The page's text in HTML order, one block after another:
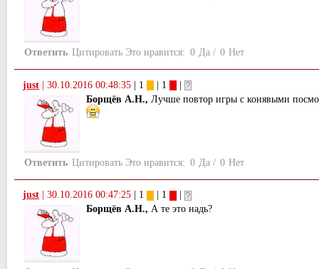
Ответить Цитировать Это нравится: 0 Да / 0 Нет
just | 30.10.2016 00:48:35 | 1 | 1
|
Борщёв А.Н., Лучше повтор игры с конявыми
Ответить Цитировать Это нравится: 0 Да / 0 Нет
just 30.10.2016 00:47:25 | 1 | 1
Борщёв А.Н., А те это надь?